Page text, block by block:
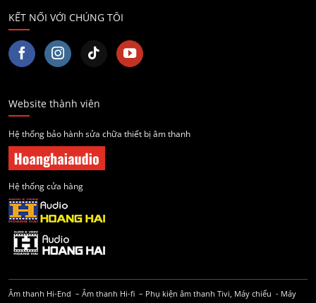
KẾT NỐI VỚI CHÚNG TÔI
Website thành viên
Hệ thống bảo hành sửa chữa thiết bị âm thanh
Hệ thống cửa hàng
Âm thanh Hi-End – Âm thanh Hi-fi – Phụ kiện âm thanh Tivi, Máy chiếu - Máy